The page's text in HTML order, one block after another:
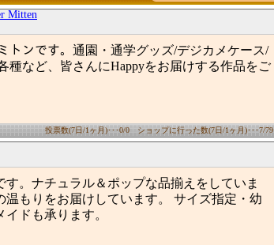
Mitten
ンです。通園・通学グッズ/デジカメケース/
種など、皆さんにHappyをお届けする作品をご
投票数(7日/1ヶ月)･･･0/0 ショップに行った数(7日/1ヶ月)･･･7/79
。ナチュラル＆ポップな品揃えをしていま
もりをお届けしています。 サイズ指定・幼
ドも承ります。